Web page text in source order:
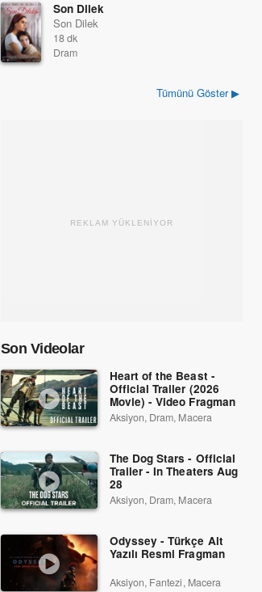
Son Dilek
Son Dilek
18 dk
Dram
Tümünü Göster ▶
REKLAM YÜKLENİYOR
Son Videolar
Heart of the Beast -
Official Trailer (2026
Movie) - Video Fragman
Aksiyon, Dram, Macera
The Dog Stars - Official
Trailer - In Theaters Aug
28
Aksiyon, Dram, Macera
Odyssey - Türkçe Alt
Yazılı Resmi Fragman
Aksiyon, Fantezi, Macera